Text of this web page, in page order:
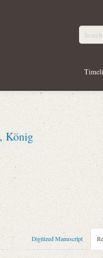
König
Digitized Manuscript